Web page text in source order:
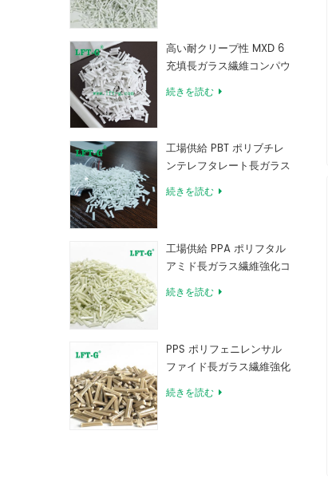
高い耐クリープ性 MXD 6
充填長ガラス繊維コンパウ
ンド
続きを読む
工場供給 PBT ポリブチレ
ンテレフタレート長ガラス
繊維強化コンパウンド
続きを読む
工場供給 PPA ポリフタル
アミド長ガラス繊維強化コ
ンパウンド
続きを読む
PPS ポリフェニレンサル
ファイド長ガラス繊維強化
コンパウンド
続きを読む